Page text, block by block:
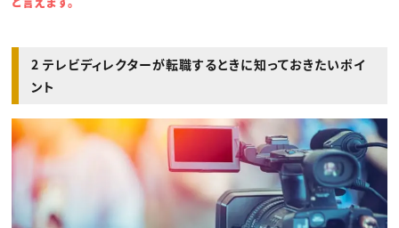
2 テレビディレクターが転職するときに知っておきたいポイ
ント